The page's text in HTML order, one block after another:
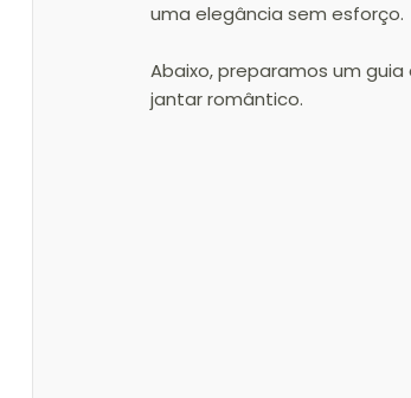
uma elegância sem esforço.
Abaixo, preparamos um
jantar romântico.